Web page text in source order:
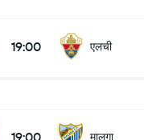
19:00 एलची
19:00 मालगा